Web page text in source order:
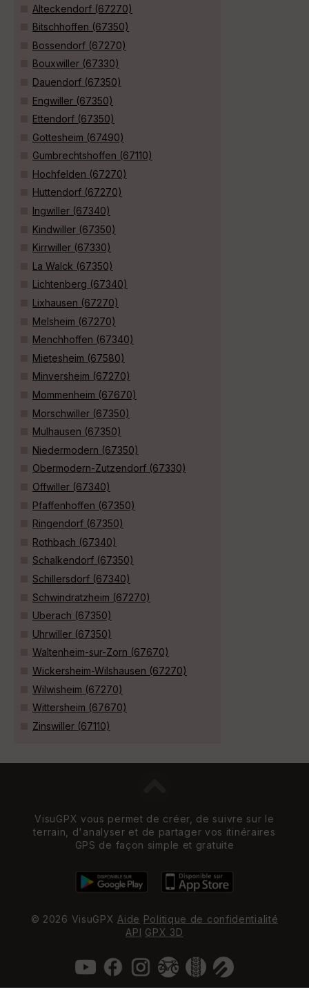
Alteckendorf (67270)
Bitschhoffen (67350)
Bossendorf (67270)
Bouxwiller (67330)
Dauendorf (67350)
Engwiller (67350)
Ettendorf (67350)
Gottesheim (67490)
Gumbrechtshoffen (67110)
Hochfelden (67270)
Huttendorf (67270)
Ingwiller (67340)
Kindwiller (67350)
Kirrwiller (67330)
La Walck (67350)
Lichtenberg (67340)
Lixhausen (67270)
Melsheim (67270)
Menchhoffen (67340)
Mietesheim (67580)
Minversheim (67270)
Mommenheim (67670)
Morschwiller (67350)
Mulhausen (67350)
Niedermodern (67350)
Obermodern-Zutzendorf (67330)
Offwiller (67340)
Pfaffenhoffen (67350)
Ringendorf (67350)
Rothbach (67340)
Schalkendorf (67350)
Schillersdorf (67340)
Schwindratzheim (67270)
Uberach (67350)
Uhrwiller (67350)
Waltenheim-sur-Zorn (67670)
Wickersheim-Wilshausen (67270)
Wilwisheim (67270)
Wittersheim (67670)
Zinswiller (67110)
VisuGPX vous permet de créer, de suivre sur le
terrain, d'analyser et de partager vos itinéraires
GPS de façon simple et gratuite
© 2026 VisuGPX Aide Politique de confidentialité
API GPX 3D